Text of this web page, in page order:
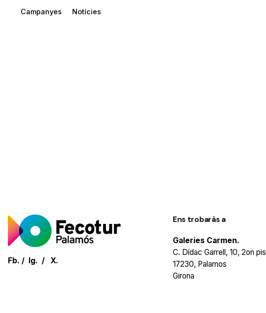
Campanyes Notícies
Fb. / Ig. / X.
Ens trobaràs a
Galeries Carmen.
C. Dídac Garrell, 10, 2on pis
17230, Palamos
Girona